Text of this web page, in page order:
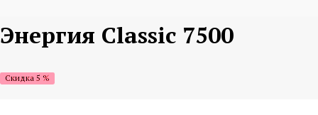
Энергия Classic 7500
Скидка 5 %